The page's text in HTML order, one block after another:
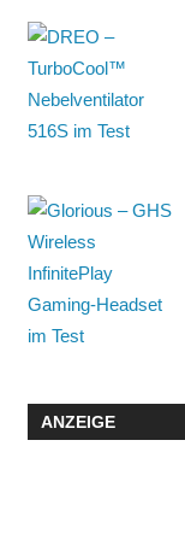
ANZEIGE